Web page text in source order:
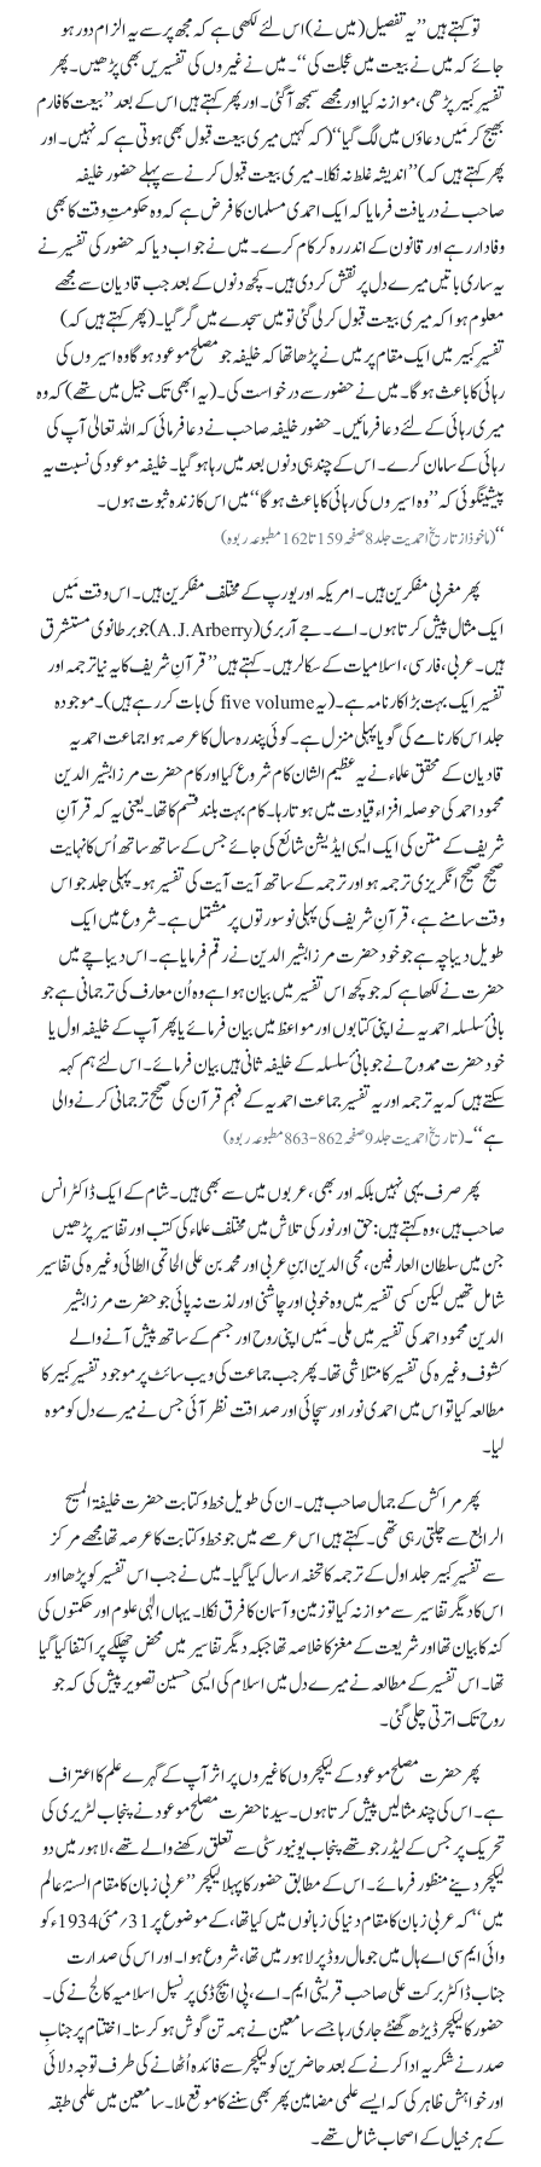
تو کہتے ہیں ’’یہ تفصیل(میں نے) اس لئے لکھی ہے کہ مجھ پر سے یہ الزام دور ہو
جائے کہ میں نے بیعت میں عجلت کی‘‘۔ میں نے غیروں کی تفسیریں بھی پڑھیں۔ پھر
تفسیرِ کبیر پڑھی، موازنہ کیا اور مجھے سمجھ آ گئی۔ اور پھر کہتے ہیں اس کے بعد ’’بیعت کا فارم
بھیج کر مَیں دعاؤں میں لگ گیا‘‘(کہ کہیں میری بیعت قبول بھی ہوتی ہے کہ نہیں۔ اور
پھر کہتے ہیں کہ) ’’اندیشہ غلط نہ نکلا۔ میری بیعت قبول کرنے سے پہلے حضور خلیفہ
صاحب نے دریافت فرمایا کہ ایک احمدی مسلمان کا فرض ہے کہ وہ حکومتِ وقت کا بھی
وفا دار رہے اور قانون کے اندر رہ کر کام کرے۔ میں نے جواب دیا کہ حضور کی تفسیر نے
یہ ساری باتیں میرے دل پر نقش کر دی ہیں۔ کچھ دنوں کے بعد جب قادیان سے مجھے
معلوم ہوا کہ میری بیعت قبول کر لی گئی تو میں سجدے میں گر گیا۔ (پھر کہتے ہیں کہ)
تفسیرِ کبیر میں ایک مقام پر میں نے پڑھا تھا کہ خلیفہ جو مصلح موعود ہو گاوہ اسیروں کی
رہائی کا باعث ہو گا۔ میں نے حضور سے درخواست کی۔ (یہ ابھی تک جیل میں تھے) کہ وہ
میری رہائی کے لئے دعا فرمائیں۔ حضور خلیفہ صاحب نے دعا فرمائی کہ اللہ تعالیٰ آپ کی
رہائی کے سامان کرے۔ اس کے چند ہی دنوں بعد میں رہا ہو گیا۔ خلیفہ موعود کی نسبت یہ
پیشینگوئی کہ ’’وہ اسیروں کی رہائی کا باعث ہو گا‘‘ میں اس کا زندہ ثبوت ہوں۔
‘‘(ماخوذازتاریخ احمدیت جلد8صفحہ159تا162مطبوعہ ربوہ)
پھر مغربی مفکرین ہیں۔ امریکہ اور یورپ کے مختلف مفکرین ہیں۔ اس وقت مَیں
ایک مثال پیش کرتا ہوں۔ اے۔ جے آربری(A.J.Arberry) جو برطانوی مستشرق
ہیں۔ عربی، فارسی، اسلامیات کے سکالر ہیں۔ کہتے ہیں ’’قرآنِ شریف کا یہ نیا ترجمہ اور
تفسیر ایک بہت بڑا کارنامہ ہے۔ (یہ five volume کی بات کر رہے ہیں )۔ موجودہ
جلد اس کارنامے کی گویا پہلی منزل ہے۔ کوئی پندرہ سال کا عرصہ ہوا جماعت احمدیہ
قادیان کے محقق علماء نے یہ عظیم الشان کام شروع کیا اور کام حضرت مرزا بشیر الدین
محمود احمد کی حوصلہ افزاء قیادت میں ہوتا رہا۔ کام بہت بلند قسم کا تھا۔ یعنی یہ کہ قرآنِ
شریف کے متن کی ایک ایسی ایڈیشن شائع کی جائے جس کے ساتھ ساتھ اُس کا نہایت
صحیح صحیح انگریزی ترجمہ ہو اور ترجمہ کے ساتھ آیت آیت کی تفسیر ہو۔ پہلی جلد جو اس
وقت سامنے ہے، قرآنِ شریف کی پہلی نو سورتوں پر مشتمل ہے۔ شروع میں ایک
طویل دیباچہ ہے جو خود حضرت مرزا بشیر الدین نے رقم فرمایا ہے۔ اس دیباچے میں
حضرت نے لکھا ہے کہ جو کچھ اس تفسیر میں بیان ہوا ہے وہ اُن معارف کی ترجمانی ہے جو
بانیٔ سلسلہ احمدیہ نے اپنی کتابوں اور مواعظ میں بیان فرمائے یا پھر آپ کے خلیفہ اول یا
خود حضرت ممدوح نے جو بانیٔ سلسلہ کے خلیفہ ثانی ہیں بیان فرمائے۔ اس لئے ہم کہہ
سکتے ہیں کہ یہ ترجمہ اور یہ تفسیر جماعت احمدیہ کے فہمِ قرآن کی صحیح ترجمانی کرنے والی
ہے‘‘۔(تاریخ احمدیت جلد9صفحہ862-863مطبوعہ ربوہ)
پھر صرف یہی نہیں بلکہ اور بھی، عربوں میں سے بھی ہیں۔ شام کے ایک ڈاکٹر انس
صاحب ہیں، وہ کہتے ہیں :حق اور نور کی تلاش میں مختلف علماء کی کتب اور تفاسیر پڑھیں
جن میں سلطان العارفین، محی الدین ابنِ عربی اور محمد بن علی الحاتمی الطائی وغیرہ کی تفاسیر
شامل تھیں لیکن کسی تفسیر میں وہ خوبی اور چاشنی اور لذت نہ پائی جو حضرت مرزا بشیر
الدین محمود احمد کی تفسیر میں ملی۔ مَیں اپنی روح اور جسم کے ساتھ پیش آنے والے
کشوف وغیرہ کی تفسیر کا متلاشی تھا۔ پھر جب جماعت کی ویب سائٹ پر موجود تفسیرِ کبیر کا
مطالعہ کیا تو اس میں احمدی نور اور سچائی اور صداقت نظر آئی جس نے میرے دل کو موہ
لیا۔
پھر مراکش کے جمال صاحب ہیں۔ ان کی طویل خط و کتابت حضرت خلیفۃ المسیح
الرابع سے چلتی رہی تھی۔ کہتے ہیں اس عرصے میں جو خط و کتابت کا عرصہ تھا مجھے مرکز
سے تفسیرِ کبیر جلد اول کے ترجمہ کا تحفہ ارسال کیا گیا۔ میں نے جب اس تفسیر کو پڑھا اور
اس کا دیگر تفاسیر سے موازنہ کیا تو زمین و آسمان کا فرق نکلا۔ یہاں الٰہی علوم اور حکمتوں کی
کنہ کا بیان تھا اور شریعت کے مغز کا خلاصہ تھا جبکہ دیگر تفاسیر میں محض چھلکے پر اکتفا کیا گیا
تھا۔ اس تفسیر کے مطالعہ نے میرے دل میں اسلام کی ایسی حسین تصویر پیش کی کہ جو
روح تک اترتی چلی گئی۔
پھر حضرت مصلح موعود کے لیکچروں کا غیروں پر اثر آپ کے گہرے علم کا اعتراف
ہے۔ اس کی چند مثالیں پیش کرتا ہوں۔ سیدنا حضرت مصلح موعود نے پنجاب لٹریری کی
تحریک پر جس کے لیڈر جوتھے پنجاب یونیورسٹی سے تعلق رکھنے والے تھے، لاہور میں دو
لیکچر دینے منظور فرمائے۔ اس کے مطابق حضور کا پہلا لیکچر ’’عربی زبان کامقام السنۂ عالم
میں ‘‘کہ عربی زبان کا مقام دنیا کی زبانوں میں کیا تھا، کے موضوع پر 31؍ مئی 1934ء کو
وائی ایم سی اے ہال میں جو مال روڈ پر لاہور میں تھا، شروع ہوا۔ اور اس کی صدارت
جناب ڈاکٹر برکت علی صاحب قریشی ایم۔ اے، پی ایچ ڈی پرنسپل اسلامیہ کالج نے کی۔
حضور کا لیکچر ڈیڑھ گھنٹے جاری رہا جسے سامعین نے ہمہ تن گوش ہو کر سنا۔ اختتام پر جنابِ
صدر نے شکریہ ادا کرنے کے بعد حاضرین کو لیکچر سے فائدہ اُٹھانے کی طرف توجہ دلائی
اور خواہش ظاہر کی کہ ایسے علمی مضامین پھر بھی سننے کا موقع ملا۔ سامعین میں علمی طبقہ
کے ہر خیال کے اصحاب شامل تھے۔